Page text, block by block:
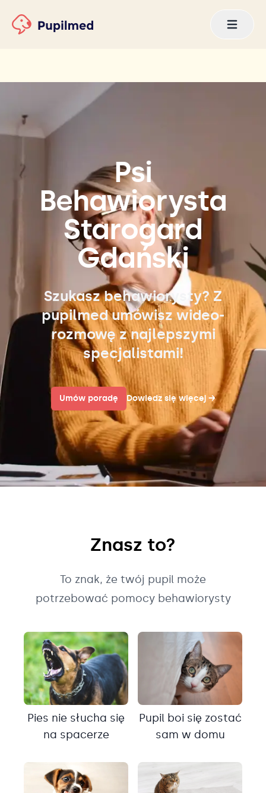
Psi
Behawiorysta
Starogard
Gdański
Szukasz behawiorysty? Z
pupilmed umówisz wideo-
rozmowę z najlepszymi
specjalistami!
Umów poradę Dowiedz się więcej →
Znasz to?
To znak, że twój pupil może
potrzebować pomocy behawiorysty
Pies nie słucha się
na spacerze
Pupil boi się zostać
sam w domu